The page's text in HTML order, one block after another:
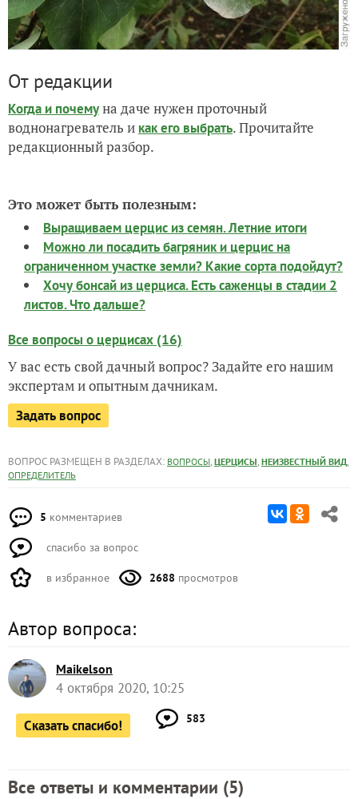
От редакции
Когда и почемуна даче нужен проточный
воднонагреватель и как его выбрать. Прочитайте
редакционный разбор.
Это может быть полезным:
Выращиваем церцис из семян. Летние итоги
Можно ли посадить багряник и церцис на
ограниченном участке земли? Какие сорта подойдут?
Хочу бонсай из церциса. Есть саженцы в стадии 2
листов. Что дальше?
Все вопросы о церцисах (16)
У вас есть свой дачный вопрос? Задайте его нашим
экспертам и опытным дачникам.
Задать вопрос
ВОПРОС РАЗМЕЩЕН В РАЗДЕЛАХ: ВОПРОСЫ, ЦЕРЦИСЫ, НЕИЗВЕСТНЫЙ ВИД,
ОПРЕДЕЛИТЕЛЬ
5 комментариев
спасибо за вопрос
в избранное 2688 просмотров
Автор вопроса:
Maikelson
4 октября 2020, 10:25
Сказать спасибо! 583
Все ответы и комментарии (5)